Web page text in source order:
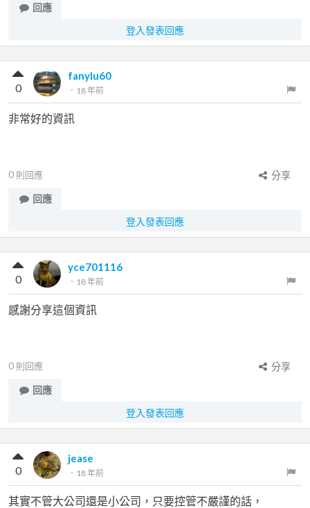
回應
登入發表回應
fanylu60
． 18 年前
0
非常好的資訊
0 則回應
分享
回應
登入發表回應
yce701116
． 18 年前
0
感謝分享這個資訊
0 則回應
分享
回應
登入發表回應
jease
． 18 年前
0
其實不管大公司還是小公司，只要控管不嚴謹的話，